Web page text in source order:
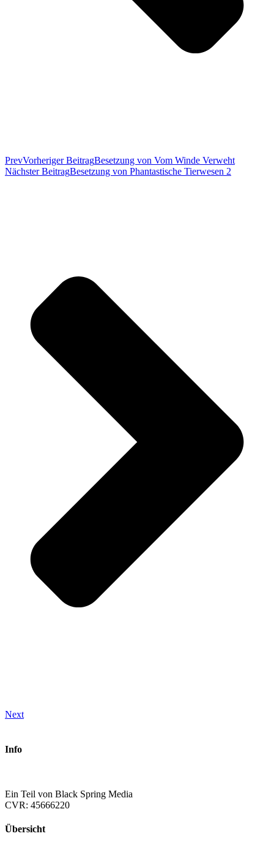
PrevVorheriger BeitragBesetzung von Vom Winde Verweht
Nächster BeitragBesetzung von Phantastische Tierwesen 2
Next
Info
Ein Teil von Black Spring Media
CVR: 45666220
Übersicht